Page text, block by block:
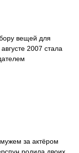
вещей для
2007 стала
за актёром
родила двоих